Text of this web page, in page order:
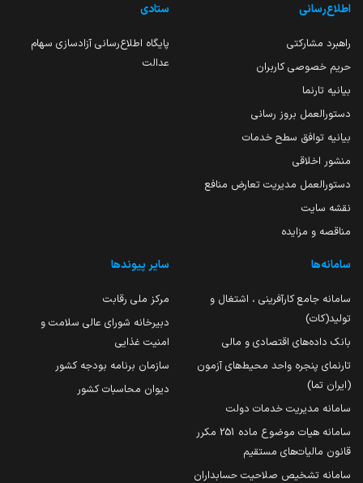
اطلاع‌رسانی
راهبرد مشارکتی
حریم خصوصی کاربران
بیانیه تارنما
دستورالعمل بروز رسانی
بیانیه توافق سطح خدمات
منشور اخلاقی
دستورالعمل مدیریت تعارض منافع
نقشه سایت
مناقصه و مزایده
ستادی
پایگاه اطلاع‌رسانی آزادسازی سهام
عدالت
سامانه‌ها
سامانه جامع کارآفرینی ، اشتغال و
تولید(کات)
بانک داده‌های اقتصادی و مالی
تارنمای پنجره واحد محیط‌های آزمون
(ایران تما)
سامانه مدیریت خدمات دولت
سامانه هیات موضوع ماده 251 مکرر
قانون مالیات‌های مستقیم
سامانه تشخیص صلاحیت حسابداران
سایر پیوندها
مرکز ملی رقابت
دبیرخانه شورای عالی سلامت و
امنیت غذایی
سازمان برنامه بودجه کشور
دیوان محاسبات کشور